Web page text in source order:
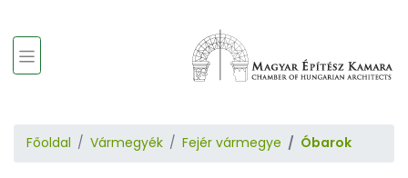
Főoldal Vármegyék Fejér vármegye Óbarok